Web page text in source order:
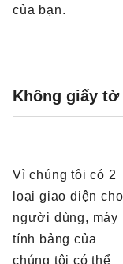
của bạn.
Không giấy
Vì chúng tôi có 2
loại giao diện cho
người dùng, máy
tính bảng của
chúng tôi có thể